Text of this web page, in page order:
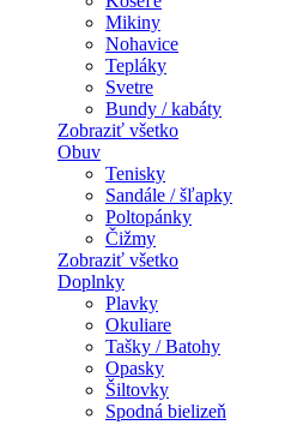
Mikiny
Nohavice
Tepláky
Svetre
Bundy / kabáty
Zobraziť všetko
Obuv
Tenisky
Sandále / šľapky
Poltopánky
Čižmy
Zobraziť všetko
Doplnky
Plavky
Okuliare
Tašky / Batohy
Opasky
Šiltovky
Spodná bielizeň